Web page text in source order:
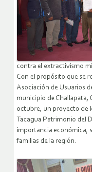
contra el extractivismo
Con el propósito que se
Asociación de Usuarios
municipio de Challapata,
octubre, un proyecto de
Tacagua Patrimonio del
importancia económica,
familias de la región.